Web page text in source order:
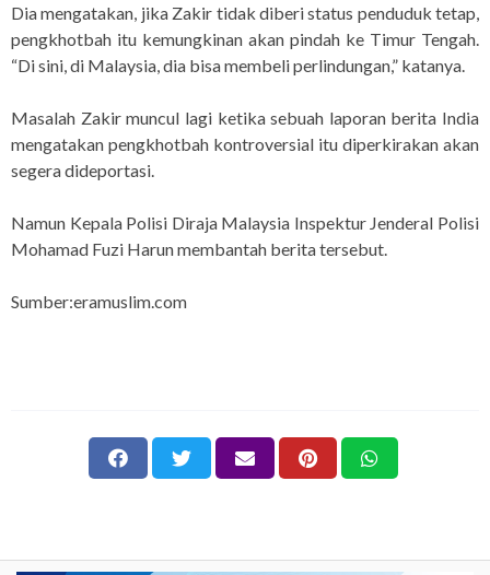
Dia mengatakan, jika Zakir tidak diberi status penduduk tetap,
pengkhotbah itu kemungkinan akan pindah ke Timur Tengah.
“Di sini, di Malaysia, dia bisa membeli perlindungan,” katanya.
Masalah Zakir muncul lagi ketika sebuah laporan berita India
mengatakan pengkhotbah kontroversial itu diperkirakan akan
segera dideportasi.
Namun Kepala Polisi Diraja Malaysia Inspektur Jenderal Polisi
Mohamad Fuzi Harun membantah berita tersebut.
Sumber:eramuslim.com